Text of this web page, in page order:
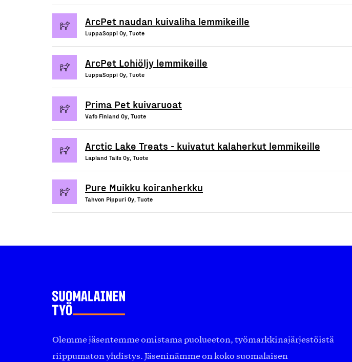
ArcPet naudan kuivaliha lemmikeille
LuppaSoppi Oy, Tuote
ArcPet Lohiöljy lemmikeille
LuppaSoppi Oy, Tuote
Prima Pet kuivaruoat
Vafo Finland Oy, Tuote
Arctic Lake Treats - kuivatut kalaherkut lemmikeille
Lapland Tails Oy, Tuote
Pure Muikku koiranherkku
Tahvon Pippuri Oy, Tuote
Olemme jäsentemme omistama puolueeton, työmarkkinajärjestöistä
riippumaton yhdistys. Jäseninämme on koko suomalaisen